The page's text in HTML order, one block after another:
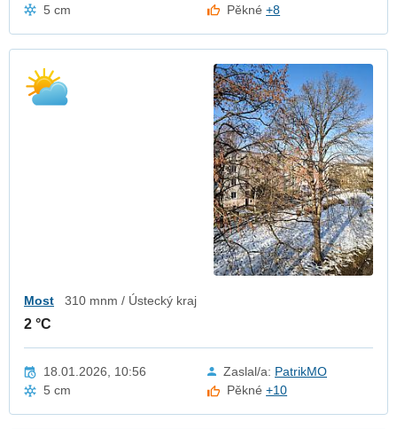
5 cm
Pěkné+8
Most 310 mnm / Ústecký kraj
2 °C
18.01.2026, 10:56 Zaslal/a: PatrikMO
5 cm
Pěkné+10